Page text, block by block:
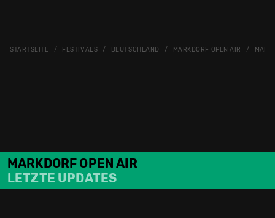
STARTSEITE FESTIVALS DEUTSCHLAND MARKDORF OPEN AIR
MARKDORF OPEN AIR
LETZTE UPDATES